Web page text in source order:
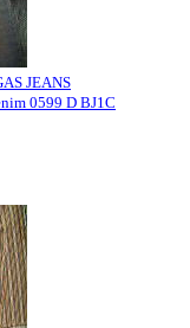
JEANS
0599 D BJ1C